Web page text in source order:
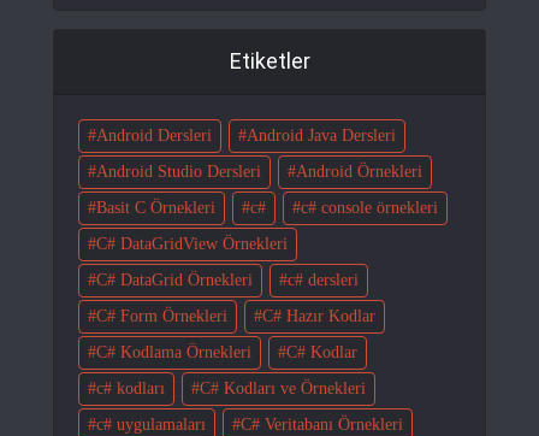
Etiketler
Android Dersleri
Android Java Dersleri
Android Studio Dersleri
Android Örnekleri
Basit C Örnekleri
c#
c# console örnekleri
C# DataGridView Örnekleri
C# DataGrid Örnekleri
c# dersleri
C# Form Örnekleri
C# Hazır Kodlar
C# Kodlama Örnekleri
C# Kodlar
c# kodları
C# Kodları ve Örnekleri
c# uygulamaları
C# Veritabanı Örnekleri